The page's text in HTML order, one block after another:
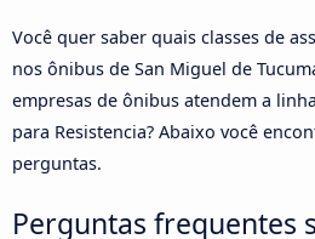
Você quer saber quais classes de
nos ônibus de San Miguel de
empresas de ônibus atendem a
para Resistencia? Abaixo você
perguntas.
Perguntas frequentes